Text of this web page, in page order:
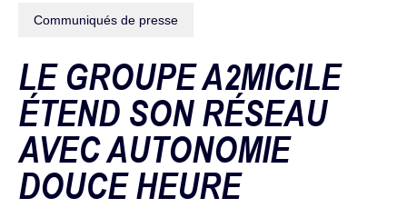
Communiqués de presse
LE GROUPE A2MICILE
ÉTEND SON RÉSEAU
AVEC AUTONOMIE
DOUCE HEURE